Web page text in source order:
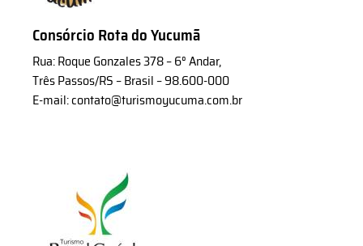
Consórcio Rota do Yucumã
Rua: Roque Gonzales 378 – 6° Andar,
Três Passos/RS – Brasil – 98.600-000
E-mail: contato@turismoyucuma.com.br